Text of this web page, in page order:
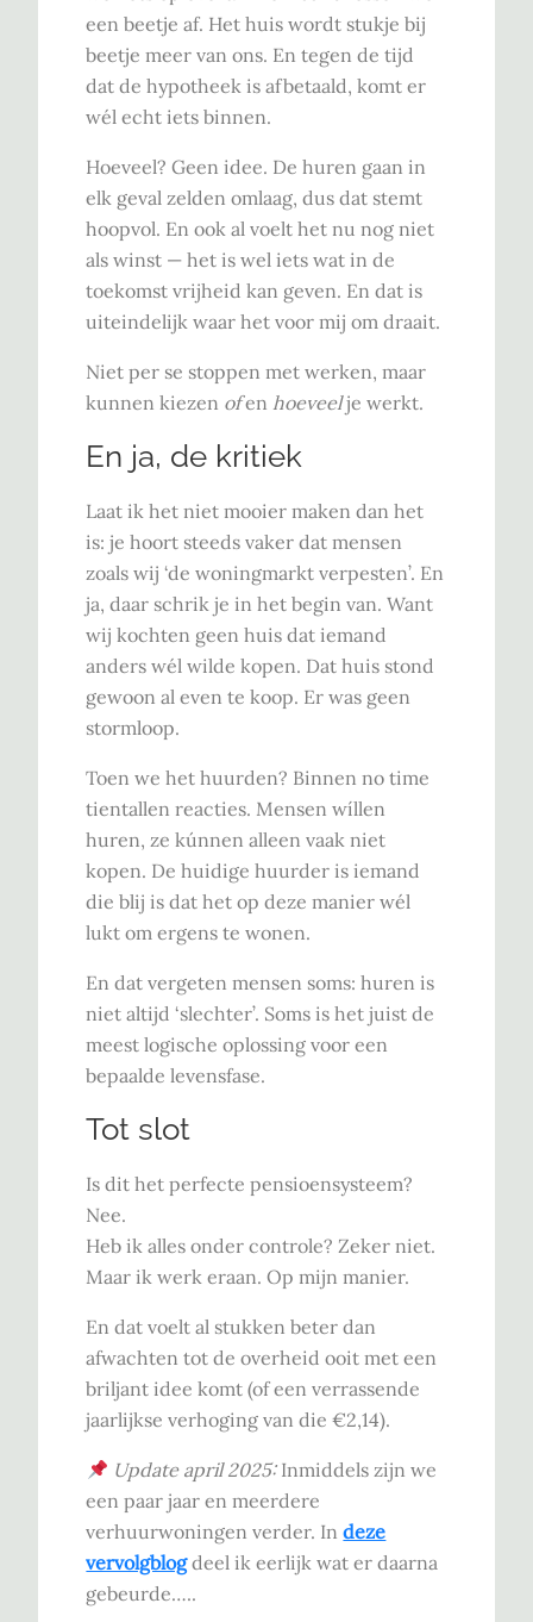
een beetje af. Het huis wordt stukje bij
beetje meer van ons. En tegen de tijd
dat de hypotheek is afbetaald, komt er
wél echt iets binnen.
Hoeveel? Geen idee. De huren gaan in
elk geval zelden omlaag, dus dat stemt
hoopvol. En ook al voelt het nu nog niet
als winst — het is wel iets wat in de
toekomst vrijheid kan geven. En dat is
uiteindelijk waar het voor mij om draait.
Niet per se stoppen met werken, maar
kunnen kiezen ofenhoeveelje werkt.
En ja, de kritiek
Laat ik het niet mooier maken dan het
is: je hoort steeds vaker dat mensen
zoals wij ‘de woningmarkt verpesten’. En
ja, daar schrik je in het begin van. Want
wij kochten geen huis dat iemand
anders wél wilde kopen. Dat huis stond
gewoon al even te koop. Er was geen
stormloop.
Toen we het huurden? Binnen no time
tientallen reacties. Mensen wíllen
huren, ze kúnnen alleen vaak niet
kopen. De huidige huurder is iemand
die blij is dat het op deze manier wél
lukt om ergens te wonen.
En dat vergeten mensen soms: huren is
niet altijd ‘slechter’. Soms is het juist de
meest logische oplossing voor een
bepaalde levensfase.
Tot slot
Is dit het perfecte pensioensysteem?
Nee.
Heb ik alles onder controle? Zeker niet.
Maar ik werk eraan. Op mijn manier.
En dat voelt al stukken beter dan
afwachten tot de overheid ooit met een
briljant idee komt (of een verrassende
jaarlijkse verhoging van die €2,14).
Update april 2025:Inmiddels zijn we
een paar jaar en meerdere
verhuurwoningen verder. Indeze
vervolgblogdeel ik eerlijk wat er daarna
gebeurde…..